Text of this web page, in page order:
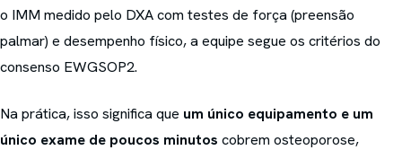
o IMM medido pelo DXA com testes de força (preensão
palmar) e desempenho físico, a equipe segue os critérios do
consenso EWGSOP2.
Na prática, isso significa que um único equipamento e um
único exame de poucos minutos cobrem osteoporose,